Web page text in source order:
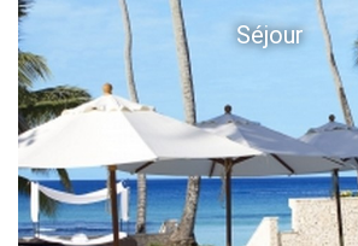
Séjour